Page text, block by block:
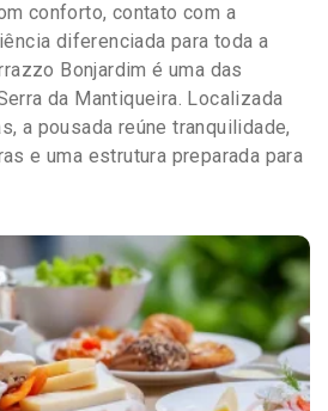
conforto, contato com a
diferenciada para toda a
Bonjardim é uma das
da Mantiqueira. Localizada
a pousada reúne tranquilidade,
e uma estrutura preparada para